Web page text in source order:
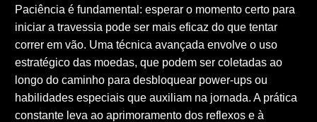
Paciência é fundamental: esperar o momento certo para
iniciar a travessia pode ser mais eficaz do que tentar
correr em vão. Uma técnica avançada envolve o uso
estratégico das moedas, que podem ser coletadas ao
longo do caminho para desbloquear power-ups ou
habilidades especiais que auxiliam na jornada. A prática
constante leva ao aprimoramento dos reflexos e à